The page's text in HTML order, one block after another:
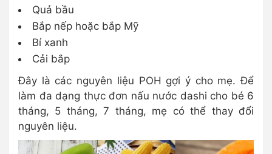
Quả bầu
Bắp nếp hoặc bắp Mỹ
Bí xanh
Cải bắp
Đây là các nguyên liệu POH gợi ý cho mẹ. Để
làm đa dạng thực đơn nấu nước dashi cho bé 6
tháng, 5 tháng, 7 tháng, mẹ có thể thay đổi
nguyên liệu.